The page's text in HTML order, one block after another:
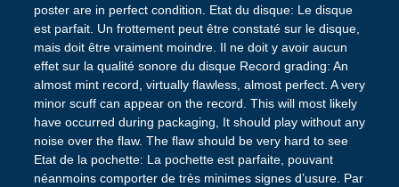
poster are in perfect condition. Etat du disque: Le disque
est parfait. Un frottement peut être constaté sur le disque,
mais doit être vraiment moindre. Il ne doit y avoir aucun
effet sur la qualité sonore du disque Record grading: An
almost mint record, virtually flawless, almost perfect. A very
minor scuff can appear on the record. This will most likely
have occurred during packaging, It should play without any
noise over the flaw. The flaw should be very hard to see
Etat de la pochette: La pochette est parfaite, pouvant
néanmoins comporter de très minimes signes d’usure. Par